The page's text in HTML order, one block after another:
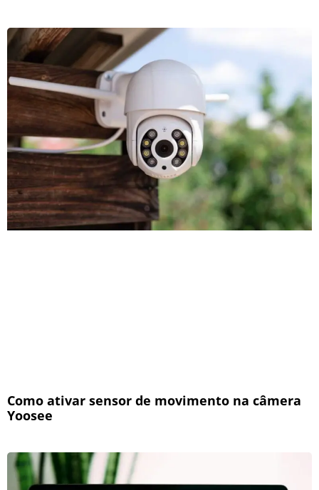
Como ativar sensor de movimento na câmera
Yoosee